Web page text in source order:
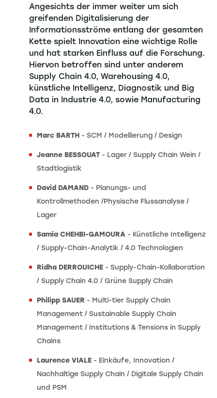
Angesichts der immer weiter um sich
greifenden Digitalisierung der
Informationsströme entlang der gesamten
Kette spielt Innovation eine wichtige Rolle
und hat starken Einfluss auf die Forschung.
Hiervon betroffen sind unter anderem
Supply Chain 4.0, Warehousing 4.0,
künstliche Intelligenz, Diagnostik und Big
Data in Industrie 4.0, sowie Manufacturing
4.0.
Marc BARTH - SCM / Modellierung / Design
Jeanne BESSOUAT - Lager / Supply Chain Wein /
Stadtlogistik
David DAMAND - Planungs- und
Kontrollmethoden /Physische Flussanalyse /
Lager
Samia CHEHBI-GAMOURA - Künstliche Intelligenz
/ Supply-Chain-Analytik / 4.0 Technologien
Ridha DERROUICHE - Supply-Chain-Kollaboration
/ Supply Chain 4.0 / Grüne Supply Chain
Philipp SAUER - Multi-tier Supply Chain
Management / Sustainable Supply Chain
Management / Institutions & Tensions in Supply
Chains
Laurence VIALE - Einkäufe, Innovation /
Nachhaltige Supply Chain / Digitale Supply Chain
und PSM